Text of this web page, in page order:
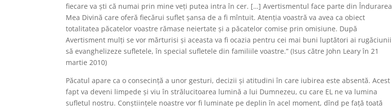
fiecare va ști că numai prin mine veți putea intra în cer. […] Avertismentul face parte din Îndurarea
Mea Divină care oferă fiecărui suflet șansa de a fi mîntuit. Atenția voastră va avea ca obiect
totalitatea păcatelor voastre rămase neiertate și a păcatelor comise prin omisiune. După
Avertisment mulți se vor mărturisi și aceasta va fi ocazia pentru cei mai buni luptători ai rugăciunii
să evanghelizeze sufletele, în special sufletele din familiile voastre.” (Isus către John Leary în 21
martie 2010)
Păcatul apare ca o consecință a unor gesturi, decizii și atitudini în care iubirea este absentă. Acest
fapt va deveni limpede și viu în strălucitoarea lumină a lui Dumnezeu, cu care EL ne va lumina
sufletul nostru. Conștiințele noastre vor fi luminate pe deplin în acel moment, dînd pe față toată